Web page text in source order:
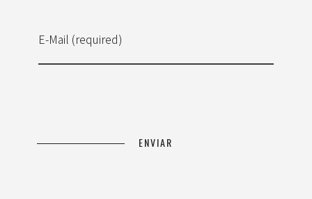
E-Mail (required)